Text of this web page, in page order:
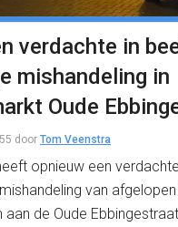
verdachte in
mishandeling in
Oude
door Tom Veenstra
opnieuw een
van afgelopen
aan de Oude